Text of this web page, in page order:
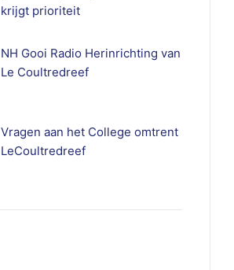
krijgt prioriteit
NH Gooi Radio Herinrichting van
Le Coultredreef
Vragen aan het College omtrent
LeCoultredreef